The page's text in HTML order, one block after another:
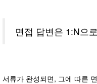
면접 답변은 1:N으
서류가 완성되면, 그에 따른